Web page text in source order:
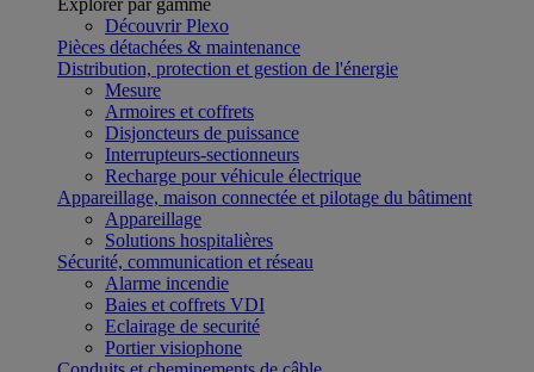
Explorer par gamme
Découvrir Plexo
Pièces détachées & maintenance
Distribution, protection et gestion de l'énergie
Mesure
Armoires et coffrets
Disjoncteurs de puissance
Interrupteurs-sectionneurs
Recharge pour véhicule électrique
Appareillage, maison connectée et pilotage du bâtiment
Appareillage
Solutions hospitalières
Sécurité, communication et réseau
Alarme incendie
Baies et coffrets VDI
Eclairage de securité
Portier visiophone